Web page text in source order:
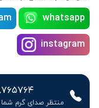
whatsapp
instagram
منتظر صدای گرم